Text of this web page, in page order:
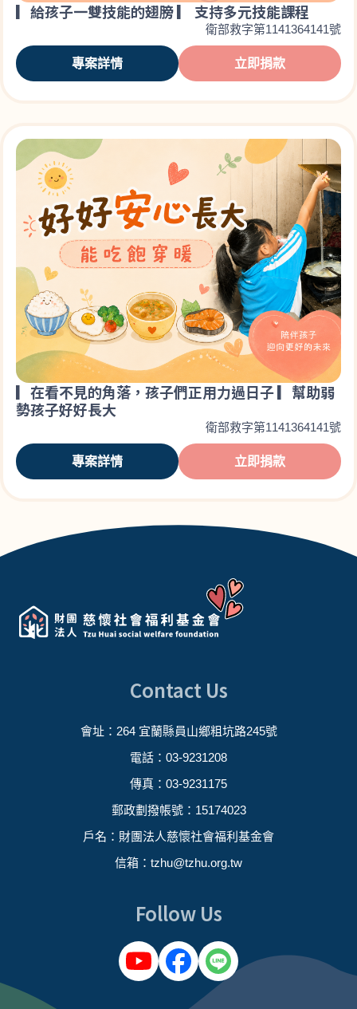
▎給孩子一雙技能的翅膀 ▎ 支持多元技能課程
衛部救字第1141364141號
專案詳情 立即捐款
▎在看不見的角落，孩子們正用力過日子 ▎幫助弱
勢孩子好好長大
衛部救字第1141364141號
專案詳情 立即捐款
Contact Us
會址：264 宜蘭縣員山鄉粗坑路245號
電話：03-9231208
傳真：03-9231175
郵政劃撥帳號：15174023
戶名：財團法人慈懷社會福利基金會
信箱： tzhu@tzhu.org.tw
Follow Us